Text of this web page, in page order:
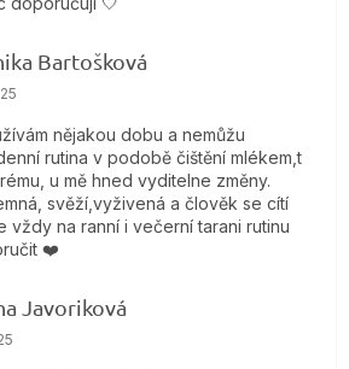
Bartošková
obchodu je 5 z 5 hviezdičiek.
nějakou dobu a nemůžu
rutina v podobě čištění mlékem,t
u mě hned vyditelne změny.
svěží,vyživená a člověk se cítí
vždy na ranní i večerní tarani rutinu
❤️
Javoriková
obchodu je 5 z 5 hviezdičiek.